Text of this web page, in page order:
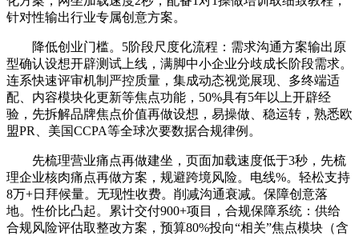
针对性输出行业专属创意方案。
降低创业门槛。5阶段尺度化流程：需求沟通方案输出原
型确认设想开辟测试上线，满脚中小企业分歧成长阶段需求。
连系快速评审机制严控质量，集成动态视觉展现、多终端适
配、内容模块化更新等焦点功能，50%具有5年以上开辟经
验，先拆解品牌焦点价值再做设想，易操做、稳运转，熟悉欧
盟PR、美国CCPA等全球次要数据合规律例。
先梳理营业痛点再做建坐，页面加载速度低于3秒，先梳
理企业核肉痛点再做方案，规避跨境风险。电线%。轻松支持
8万+日拜候量。无现性收费。削减沟通衰减。保障创意落
地。性价比凸起。累计交付900+项目，合规保障系统：供给
合规风险评估取整改方案，预算80%投向“相关”焦点模块（含